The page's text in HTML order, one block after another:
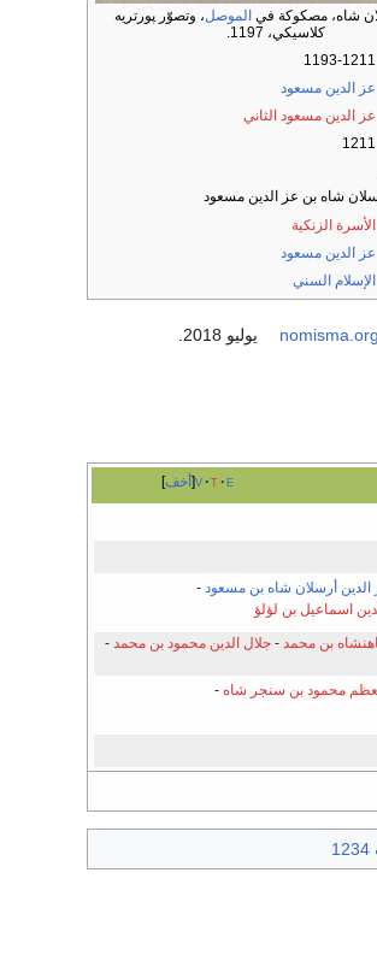
شاه، مصكوكة فيالموصل، وتصوّر پورتريه
كلاسيكي، 1197.
1193-1211
عز الدين مسعود
عز الدين مسعود الثاني
1211
شاه بن عز الدين مسعود
الأسرة الزنكية
عز الدين مسعود
الإسلام السني
أخف v t e
الدين أرسلان شاه بن مسعود -
اسماعيل بن لؤلؤ
بن محمد -جلال الدين محمود بن محمد-
محمود بن سنجر شاه-